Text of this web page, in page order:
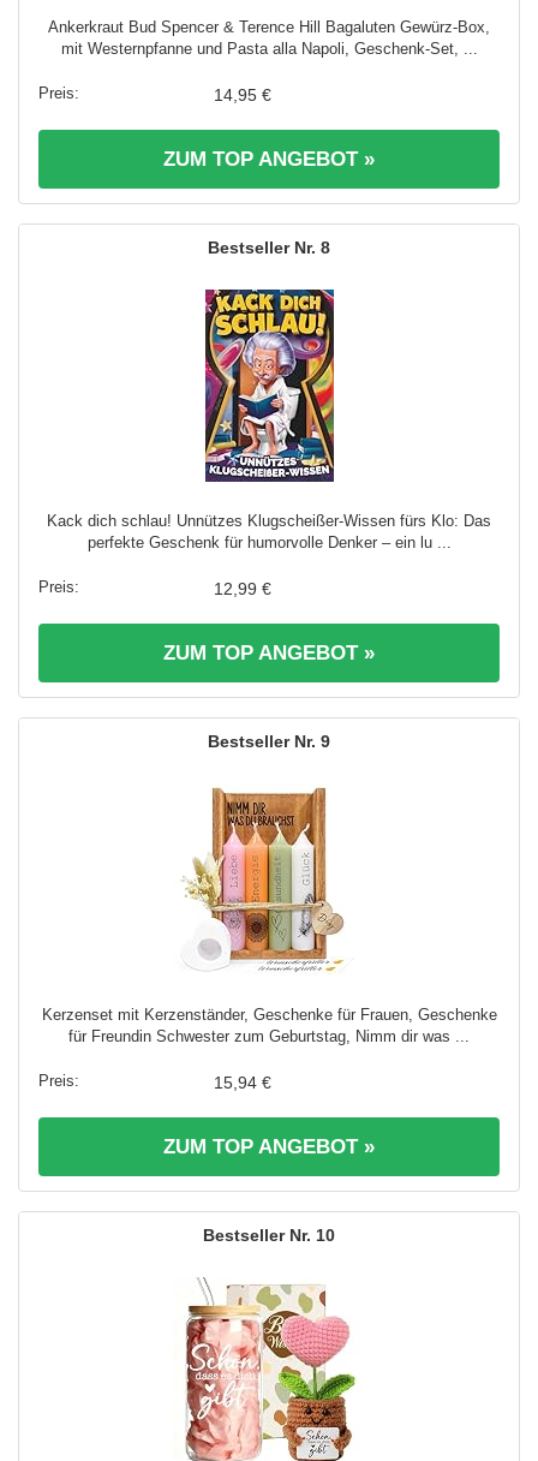
Ankerkraut Bud Spencer & Terence Hill Bagaluten Gewürz-Box,
mit Westernpfanne und Pasta alla Napoli, Geschenk-Set, ...
14,95 €
ZUM TOP ANGEBOT »
8
Kack dich schlau! Unnützes Klugscheißer-Wissen fürs Klo: Das
perfekte Geschenk für humorvolle Denker – ein lu ...
12,99 €
ZUM TOP ANGEBOT »
9
Kerzenset mit Kerzenständer, Geschenke für Frauen, Geschenke
für Freundin Schwester zum Geburtstag, Nimm dir was ...
15,94 €
ZUM TOP ANGEBOT »
10